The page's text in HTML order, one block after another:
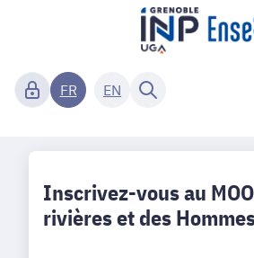
FR EN
Inscrivez-vous au
rivières et des